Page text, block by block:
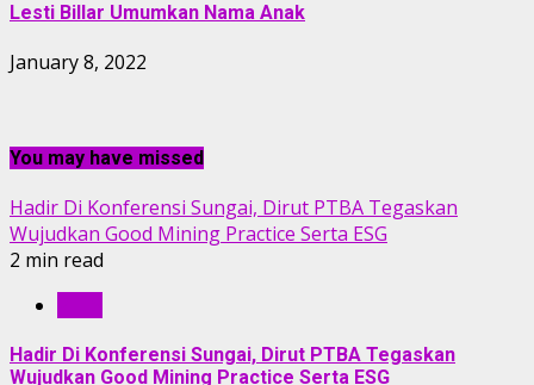
Lesti Billar Umumkan Nama Anak
January 8, 2022
You may have missed
Hadir Di Konferensi Sungai, Dirut PTBA Tegaskan
Wujudkan Good Mining Practice Serta ESG
2 min read
Hadir Di Konferensi Sungai, Dirut PTBA Tegaskan
Wujudkan Good Mining Practice Serta ESG